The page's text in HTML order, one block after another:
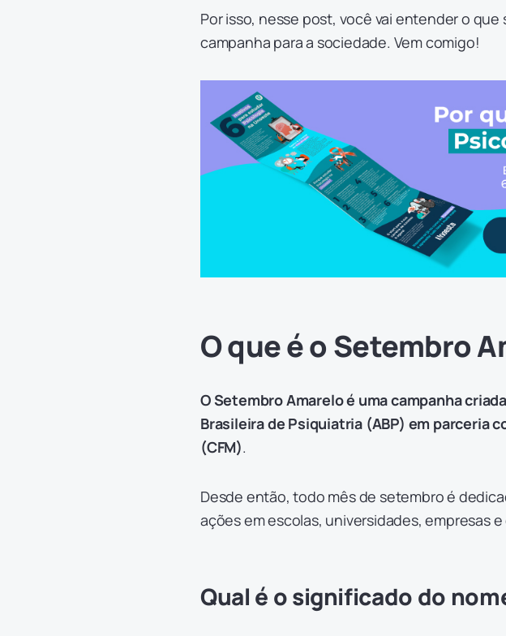
Por isso, nesse post, você vai entender o
campanha para a sociedade. Vem comigo!
O que é o Setembro
O Setembro Amarelo é uma campanha
Brasileira de Psiquiatria (ABP) em parceria
(CFM).
Desde então, todo mês de setembro é
ações em escolas, universidades, empresas
Qual é o significado do